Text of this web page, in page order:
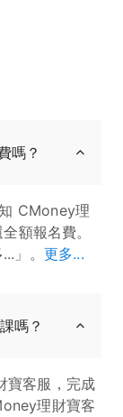
嗎？
CMoney理
額報名費。
」。 更多...
嗎？
寶客服，完成
理財寶客